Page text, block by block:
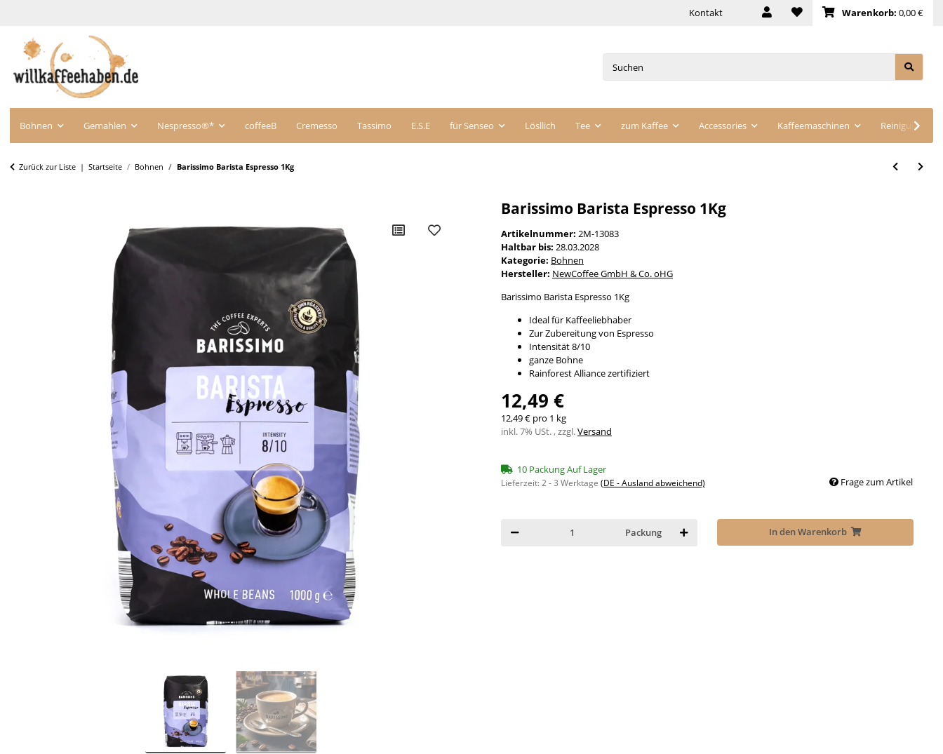
Kontakt Warenkorb: 0,00 €
Bohnen Gemahlen Nespresso®* coffeeB Cremesso Tassimo E.S.E für Senseo Lösllich Tee zum Kaffee Accessories Kaffeemaschinen Reinigung
Zurück zur Liste Startseite Bohnen Barissimo Barista Espresso 1Kg
Barissimo Barista Espresso 1Kg
Artikelnummer: 2M-13083
Haltbar bis: 28.03.2028
Kategorie: Bohnen
Hersteller: NewCoffee GmbH & Co. oHG
Barissimo Barista Espresso 1Kg
Ideal für Kaffeeliebhaber
Zur Zubereitung von Espresso
Intensität 8/10
ganze Bohne
Rainforest Alliance zertifiziert
12,49 €
12,49 € pro 1 kg
inkl. 7% USt. , zzgl.Versand
10 Packung Auf Lager
Lieferzeit:2 - 3 Werktage (DE - Ausland abweichend) Frage zum Artikel
Packung In den Warenkorb